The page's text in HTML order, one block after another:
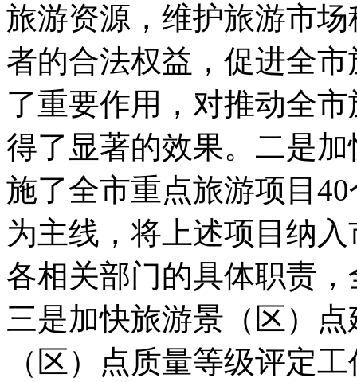
旅游资源，维护旅游市
者的合法权益，促进全
了重要作用，对推动全
得了显著的效果。二是
施了全市重点旅游项目
为主线，将上述项目纳
各相关部门的具体职责
三是加快旅游景（区）
（区）点质量等级评定